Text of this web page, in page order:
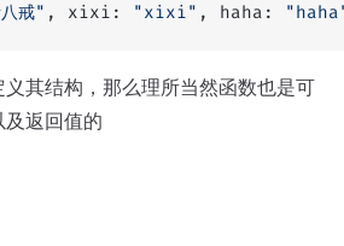
戒" , xixi: "xixi" , haha:
其结构，那么理所当然函数也是可
返回值的